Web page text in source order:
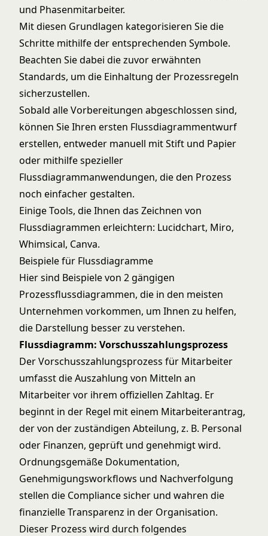
und Phasenmitarbeiter.
Mit diesen Grundlagen kategorisieren Sie die
Schritte mithilfe der entsprechenden Symbole.
Beachten Sie dabei die zuvor erwähnten
Standards, um die Einhaltung der Prozessregeln
sicherzustellen.
Sobald alle Vorbereitungen abgeschlossen sind,
können Sie Ihren ersten Flussdiagrammentwurf
erstellen, entweder manuell mit Stift und Papier
oder mithilfe spezieller
Flussdiagrammanwendungen, die den Prozess
noch einfacher gestalten.
Einige Tools, die Ihnen das Zeichnen von
Flussdiagrammen erleichtern: Lucidchart, Miro,
Whimsical, Canva.
Beispiele für Flussdiagramme
Hier sind Beispiele von 2 gängigen
Prozessflussdiagrammen, die in den meisten
Unternehmen vorkommen, um Ihnen zu helfen,
die Darstellung besser zu verstehen.
Flussdiagramm: Vorschusszahlungsprozess
Der Vorschusszahlungsprozess für Mitarbeiter
umfasst die Auszahlung von Mitteln an
Mitarbeiter vor ihrem offiziellen Zahltag. Er
beginnt in der Regel mit einem Mitarbeiterantrag,
der von der zuständigen Abteilung, z. B. Personal
oder Finanzen, geprüft und genehmigt wird.
Ordnungsgemäße Dokumentation,
Genehmigungsworkflows und Nachverfolgung
stellen die Compliance sicher und wahren die
finanzielle Transparenz in der Organisation.
Dieser Prozess wird durch folgendes